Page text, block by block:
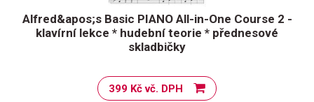
Alfred&apos;s Basic PIANO All-in-One Course 2 -
klavírní lekce * hudební teorie * přednesové
skladbičky
399 Kč vč. DPH